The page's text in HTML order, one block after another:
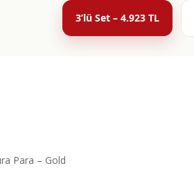
3’lü Set – 4.923 TL
Para – Gold